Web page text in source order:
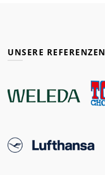
UNSERE REFERENZEN